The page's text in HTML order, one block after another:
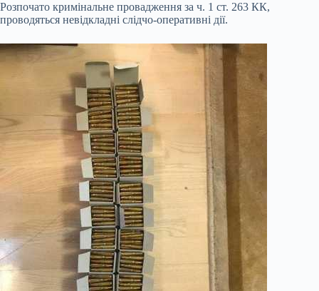
Розпочато кримінальне провадження за ч. 1 ст. 263 КК,
проводяться невідкладні слідчо-оперативні дії.